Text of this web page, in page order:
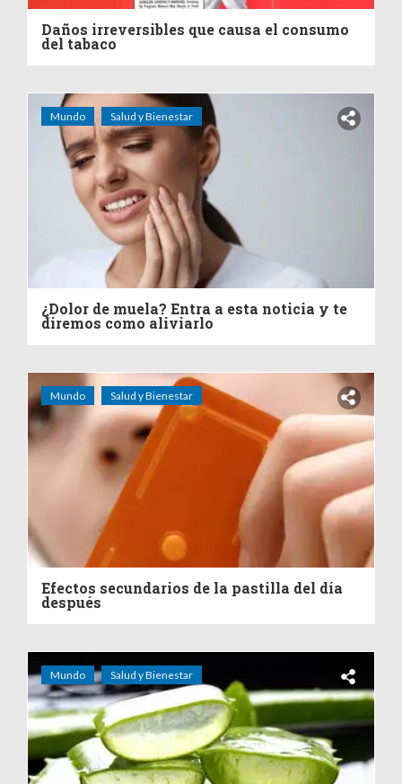
Daños irreversibles que causa el consumo
del tabaco
Mundo Salud y Bienestar
¿Dolor de muela? Entra a esta noticia y te
diremos como aliviarlo
Mundo Salud y Bienestar
Efectos secundarios de la pastilla del día
después
Mundo Salud y Bienestar